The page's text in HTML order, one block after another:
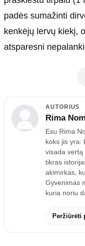
padės sumažinti
kenkėjų lervų kiekį,
atsparesni
AUTORIUS
Rima
Esu Rima
koks jis yra:
visada vertą
tikras
akimirkas,
Gyvenimas
kuria noriu
Peržiūrėti